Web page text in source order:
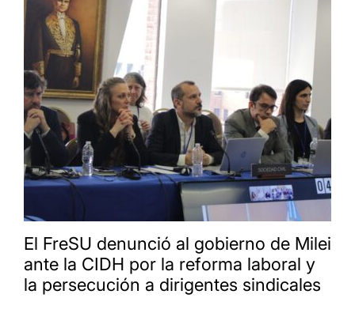
El FreSU denunció al gobierno de Milei
ante la CIDH por la reforma laboral y
la persecución a dirigentes sindicales